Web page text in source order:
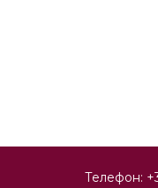
Телефон: